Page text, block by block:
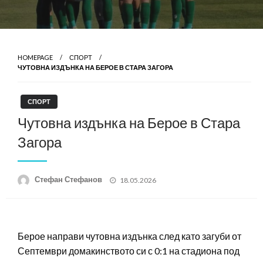
HOMEPAGE
СПОРТ
ЧУТОВНА ИЗДЪНКА НА БЕРОЕ В СТАРА ЗАГОРА
СПОРТ
Чутовна издънка на Берое в Стара
Загора
Стефан Стефанов
Posted
18.05.2026
Берое направи чутовна издънка след като загуби от
Септември домакинството си с 0:1 на стадиона под